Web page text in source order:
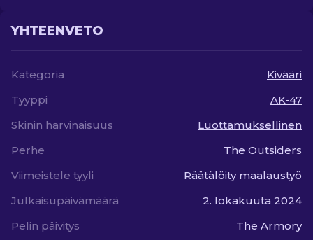
YHTEENVETO
Kategoria
Kivääri
Tyyppi
AK-47
Skinin harvinaisuus
Luottamuksellinen
Perhe
The Outsiders
Viimeistele tyyli
Räätälöity maalaustyö
Julkaisupäivämäärä
2. lokakuuta 2024
Pelin päivitys
The Armory